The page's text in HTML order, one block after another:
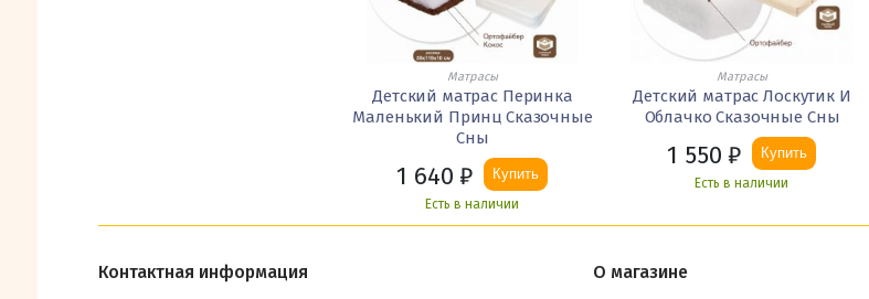
Матрасы
Детский матрас Перинка
Маленький Принц Сказочные
Сны
1 640 ₽ Купить
Есть в наличии
Матрасы
Детский матрас Лоскутик И
Облачко Сказочные Сны
1 550 ₽ Купить
Есть в наличии
Контактная информация О магазине